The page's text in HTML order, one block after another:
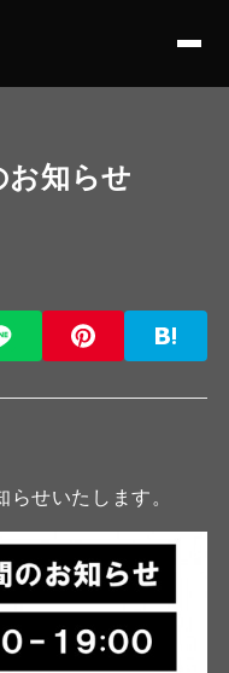
お知らせ
せいたします。